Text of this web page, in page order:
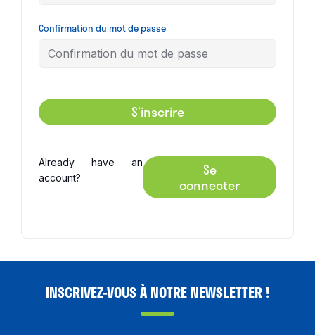
Confirmation du mot de passe
S’inscrire
Already have an
account?
Se
connecter
INSCRIVEZ-VOUS À NOTRE NEWSLETTER !